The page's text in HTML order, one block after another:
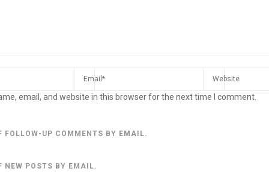
email, and website in this browser for the next time I comment.
FOLLOW-UP COMMENTS BY EMAIL.
NEW POSTS BY EMAIL.